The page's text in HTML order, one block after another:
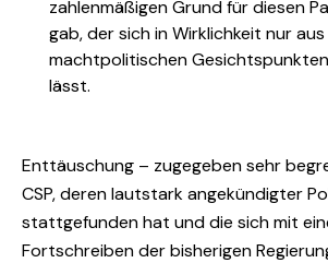
zahlenmäßigen Grund für diesen
gab, der sich in Wirklichkeit nur
machtpolitischen
lässt.
Enttäuschung – zugegeben sehr
CSP, deren lautstark angekündigter
stattgefunden hat und die sich mit
Fortschreiben der bisherigen